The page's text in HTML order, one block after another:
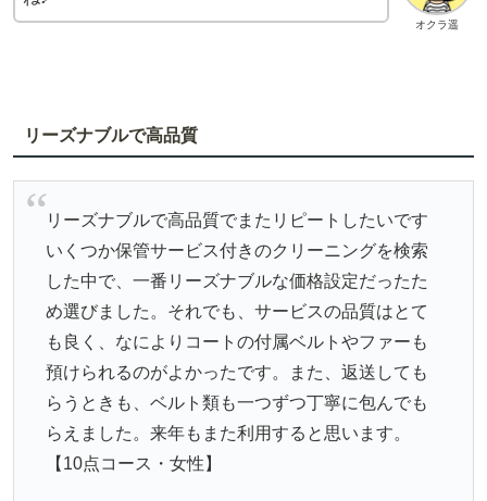
オクラ遥
リーズナブルで高品質
リーズナブルで高品質でまたリピートしたいです
いくつか保管サービス付きのクリーニングを検索
した中で、一番リーズナブルな価格設定だったた
め選びました。それでも、サービスの品質はとて
も良く、なによりコートの付属ベルトやファーも
預けられるのがよかったです。また、返送しても
らうときも、ベルト類も一つずつ丁寧に包んでも
らえました。来年もまた利用すると思います。
【10点コース・女性】